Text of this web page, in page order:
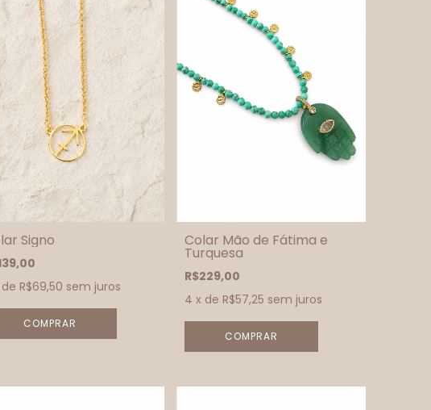
Signo
R$69,50 sem juros
COMPRAR
Colar Mão de Fátima e
Turquesa
R$229,00
4 x de R$57,25 sem juros